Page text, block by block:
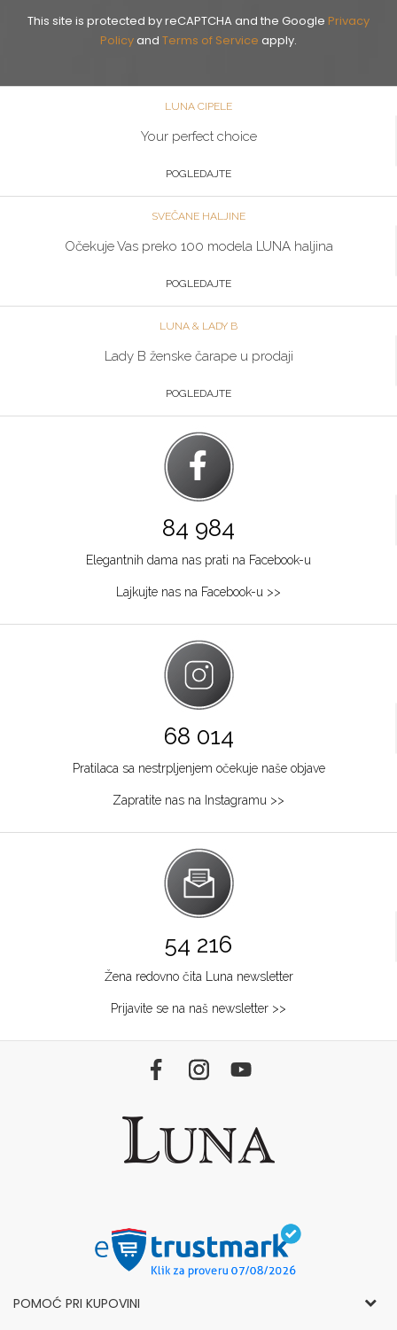
This site is protected by reCAPTCHA and the Google Privacy
Policyand Terms of Service apply.
LUNA CIPELE
Your perfect choice
POGLEDAJTE
SVEČANE HALJINE
Očekuje Vas preko 100 modela LUNA haljina
POGLEDAJTE
LUNA & LADY B
Lady B ženske čarape u prodaji
POGLEDAJTE
84 984
Elegantnih dama nas prati na Facebook-u
Lajkujte nas na Facebook-u >>
68 014
Pratilaca sa nestrpljenjem očekuje naše objave
Zapratite nas na Instagramu >>
54 216
Žena redovno čita Luna newsletter
Prijavite se na naš newsletter >>
POMOĆ PRI KUPOVINI